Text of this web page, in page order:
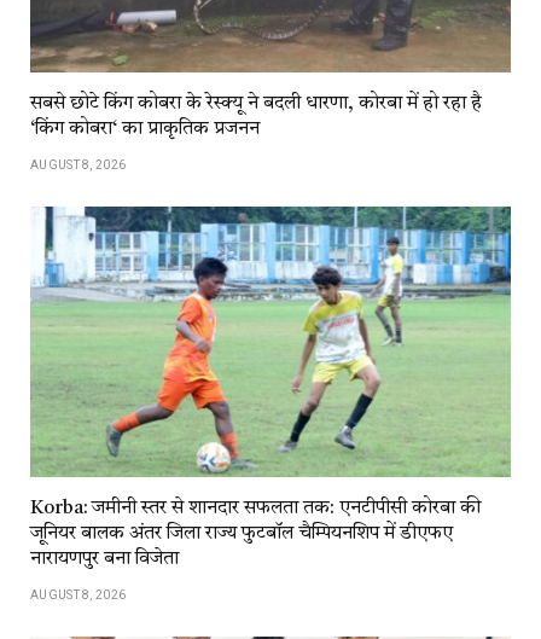
सबसे छोटे किंग कोबरा के रेस्क्यू ने बदली धारणा, कोरबा में हो रहा है
‘किंग कोबरा‘ का प्राकृतिक प्रजनन
AUGUST 8, 2026
Korba: जमीनी स्तर से शानदार सफलता तक: एनटीपीसी कोरबा की
जूनियर बालक अंतर जिला राज्य फुटबॉल चैम्पियनशिप में डीएफए
नारायणपुर बना विजेता
AUGUST 8, 2026